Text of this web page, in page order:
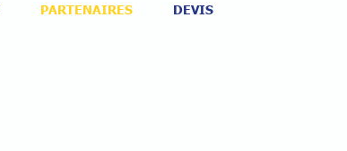
PARTENAIRES DEVIS